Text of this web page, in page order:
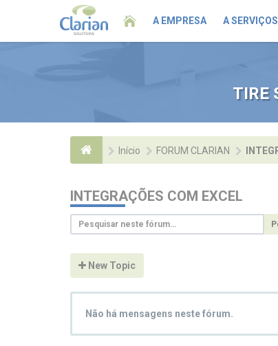
A EMPRESA A SERVIÇOS
TIRE
Início FORUM CLARIAN
INTEGRAÇÕES COM EXCEL
New Topic
Não há mensagens neste fórum.